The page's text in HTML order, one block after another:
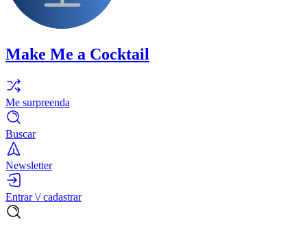
Make Me a Cocktail
Me surpreenda
Buscar
Newsletter
Entrar \/ cadastrar